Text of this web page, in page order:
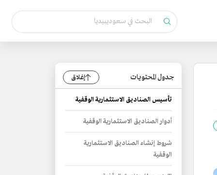
جدول المحتويات إغلاق
تأسيس الصناديق الاستثمارية الوقفية
أدوار الصناديق الاستثمارية الوقفية
شروط إنشاء الصناديق الاستثمارية
الوقفية